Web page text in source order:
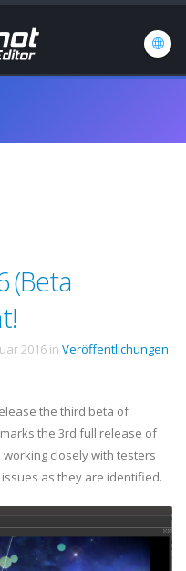
(Beta
2016 in Veröffentlichungen
the third beta of
the 3rd full release of
working closely with testers
as they are identified.